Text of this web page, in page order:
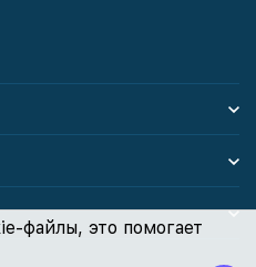
файлы, это помогает